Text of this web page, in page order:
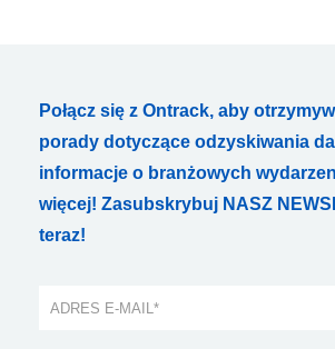
Połącz się z Ontrack, aby
porady dotyczące odzyskiwania
informacje o branżowych
więcej! Zasubskrybuj NASZ
teraz!